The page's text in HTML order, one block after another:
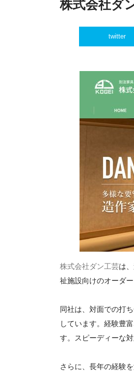
株式会社ダ
twitter
株式会社ダン工芸は
祉施設向けのオーダ
同社は、対面での打
しています。経験豊
す。スピーディーな
さらに、長年の経験